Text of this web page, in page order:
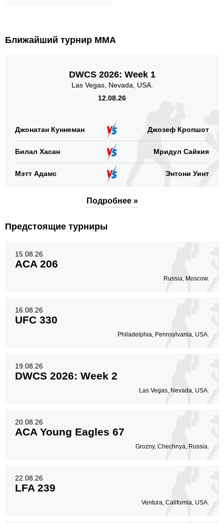
Ближайший турнир ММА
DWCS 2026: Week 1
Las Vegas, Nevada, USA.
12.08.26
Джонатан Куннеман Джозеф Кропшот
Билал Хасан Мридул Сайкия
Мэтт Адамс Энтони Уинт
Подробнее »
Предстоящие турниры
15.08.26
ACA 206
Russia, Moscow.
16.08.26
UFC 330
Philadelphia, Pennsylvania, USA.
19.08.26
DWCS 2026: Week 2
Las Vegas, Nevada, USA.
20.08.26
ACA Young Eagles 67
Grozny, Chechnya, Russia.
22.08.26
LFA 239
Ventura, California, USA.